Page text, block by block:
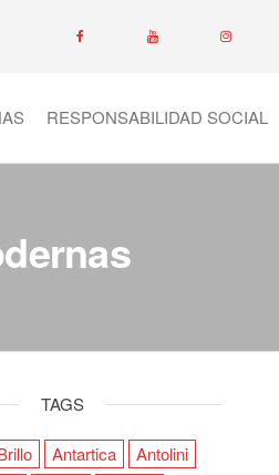
RESPONSABILIDAD SOCIAL
TAGS
Antartica
Antolini